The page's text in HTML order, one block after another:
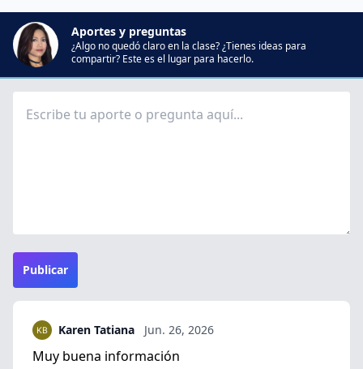
Aportes y preguntas
¿Algo no quedó claro en la clase? ¿Tienes ideas para
compartir? Este es el lugar para hacerlo.
Publicar
Karen Tatiana Jun. 26, 2026
Muy buena información